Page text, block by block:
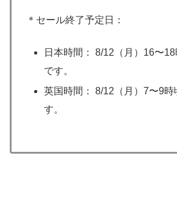
＊セール終了予定日：
日本時間： 8/12（月）16〜
です。
英国時間： 8/12（月）7〜9
す。